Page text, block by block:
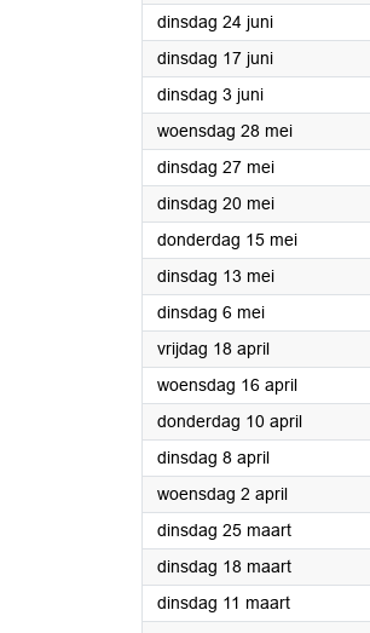
dinsdag 24 juni2025
dinsdag 17 juni2025
dinsdag 3 juni2025
woensdag 28 mei2025
dinsdag 27 mei2025
dinsdag 20 mei2025
donderdag 15 mei2025
dinsdag 13 mei2025
dinsdag 6 mei2025
vrijdag 18 april2025
woensdag 16 april2025
donderdag 10 april2025
dinsdag 8 april2025
woensdag 2 april2025
dinsdag 25 maart2025
dinsdag 18 maart2025
dinsdag 11 maart2025